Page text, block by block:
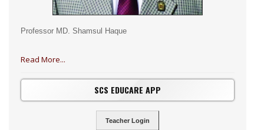
Professor MD. Shamsul Haque
Read More...
SCS EDUCARE APP
Teacher Login